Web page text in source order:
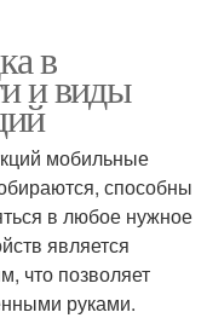
в
и виды
мобильные
способны
в любое нужное
является
что позволяет
руками.